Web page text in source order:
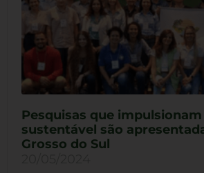
Pesquisas que
sustentável são
Grosso do Sul